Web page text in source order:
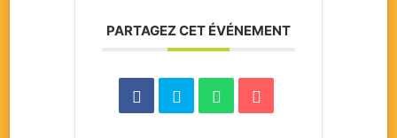
PARTAGEZ CET ÉVÉNEMENT